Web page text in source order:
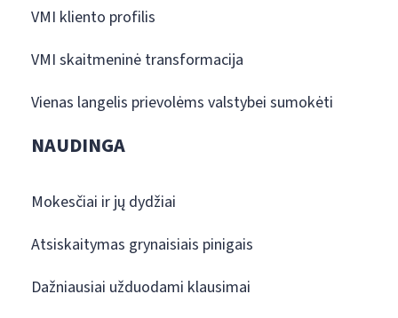
VMI kliento profilis
VMI skaitmeninė transformacija
Vienas langelis prievolėms valstybei sumokėti
NAUDINGA
Mokesčiai ir jų dydžiai
Atsiskaitymas grynaisiais pinigais
Dažniausiai užduodami klausimai